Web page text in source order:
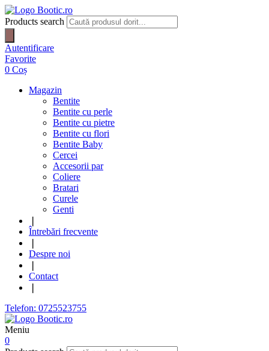
Products search
Autentificare
Favorite
0 Coș
Magazin
Bentite
Bentite cu perle
Bentite cu pietre
Bentite cu flori
Bentite Baby
Cercei
Accesorii par
Coliere
Bratari
Curele
Genti
Întrebări frecvente
Despre noi
Contact
Telefon: 0725523755
Meniu
0